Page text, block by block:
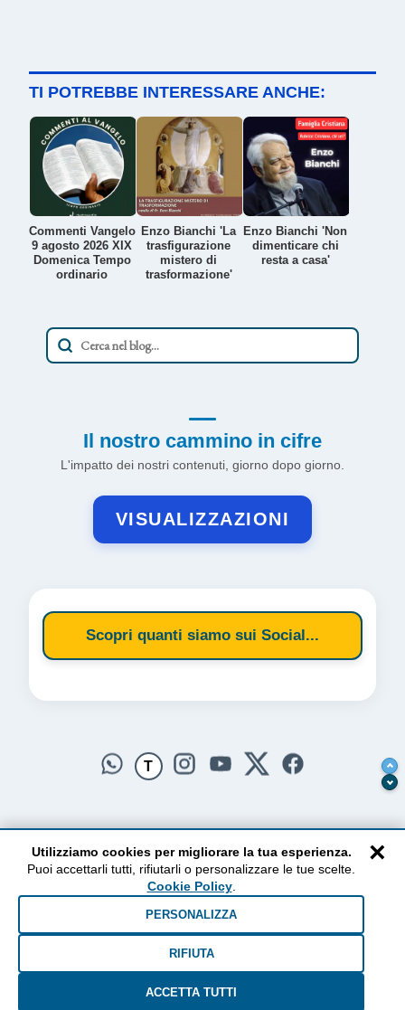
TI POTREBBE INTERESSARE ANCHE:
Commenti Vangelo
9 agosto 2026 XIX
Domenica Tempo
ordinario
Enzo Bianchi 'La
trasfigurazione
mistero di
trasformazione'
Enzo Bianchi 'Non
dimenticare chi
resta a casa'
Il nostro cammino in cifre
L'impatto dei nostri contenuti, giorno dopo giorno.
VISUALIZZAZIONI
Scopri quanti siamo sui Social...
T
AlzogliOcchiversoilCielo
Dal 2010 ad oggi • Testi e pensieri tra terra e cielo
×
Utilizziamo cookies per migliorare la tua esperienza.
Puoi accettarli tutti, rifiutarli o personalizzare le tue scelte.
Cookie Policy.
PERSONALIZZA
RIFIUTA
ACCETTA TUTTI